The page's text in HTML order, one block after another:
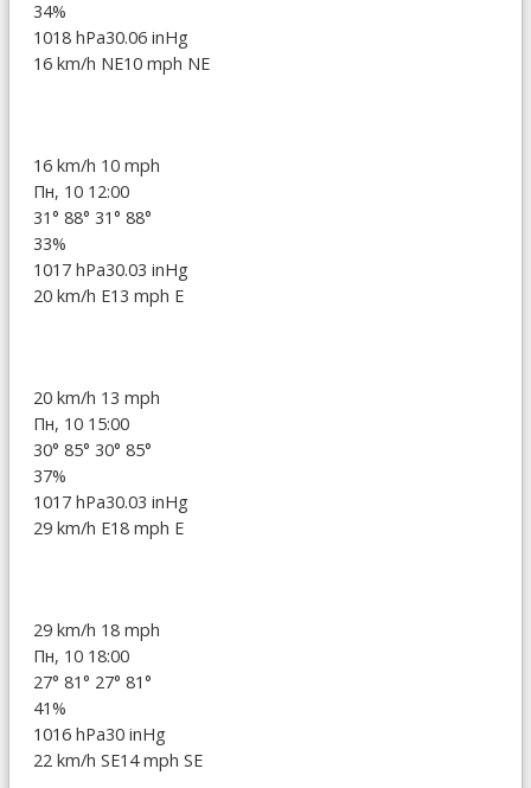
34%
1018 hPa30.06 inHg
16 km/h NE10 mph NE
16 km/h 10 mph
Пн, 10 12:00
31° 88° 31° 88°
33%
1017 hPa30.03 inHg
20 km/h E13 mph E
20 km/h 13 mph
Пн, 10 15:00
30° 85° 30° 85°
37%
1017 hPa30.03 inHg
29 km/h E18 mph E
29 km/h 18 mph
Пн, 10 18:00
27° 81° 27° 81°
41%
1016 hPa30 inHg
22 km/h SE14 mph SE